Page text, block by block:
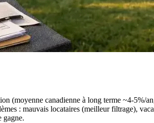
(moyenne canadienne à long terme ~4-
: mauvais locataires (meilleur filtrage),
gagne.